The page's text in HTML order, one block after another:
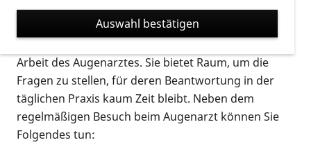
in unseren patientenverständlichen
Veröffentlichungen finden. Damit ist die Beratung
durch PRO RETINA eine wichtige Ergänzung zur
Arbeit des Augenarztes. Sie bietet Raum, um die
Fragen zu stellen, für deren Beantwortung in der
täglichen Praxis kaum Zeit bleibt. Neben dem
regelmäßigen Besuch beim Augenarzt können Sie
Folgendes tun:
Auswahl bestätigen